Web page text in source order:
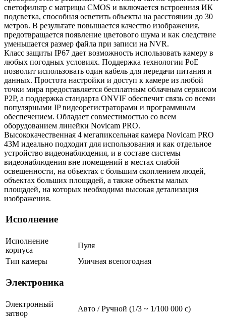
светофильтр с матрицы CMOS и включается встроенная ИК
подсветка, способная осветить объекты на расстоянии до 30
метров. В результате повышается качество изображения,
предотвращается появление цветового шума и как следствие
уменьшается размер файла при записи на NVR.
Класс защиты IP67 дает возможность использовать камеру в
любых погодных условиях. Поддержка технологии РоЕ
позволит использовать один кабель для передачи питания и
данных. Простота настройки и доступ к камере из любой
точки мира предоставляется бесплатным облачным сервисом
P2P, а поддержка стандарта ONVIF обеспечит связь со всеми
популярными IP видеорегистраторами и программным
обеспечением. Обладает совместимостью со всем
оборудованием линейки Novicam PRO.
Высококачественная 4 мегапиксельная камера Novicam PRO
43M идеально подходит для использования и как отдельное
устройство видеонаблюдения, и в составе системы
видеонаблюдения вне помещений в местах слабой
освещенности, на объектах с большим скоплением людей,
объектах больших площадей, а также объекты малых
площадей, на которых необходима высокая детализация
изображения.
Исполнение
Исполнение
корпуса
Пуля
Тип камеры
Уличная всепогодная
Электроника
Электронный
затвор
Авто / Ручной (1/3 ~ 1/100 000 с)